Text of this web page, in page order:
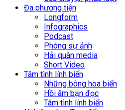
Đa phương tiện
Longform
Infographics
Podcast
Phóng sự ảnh
Hải quân media
Short Video
Tâm tình lính biển
Những bông hoa biển
Hồi âm bạn đọc
Tâm tình lính biển